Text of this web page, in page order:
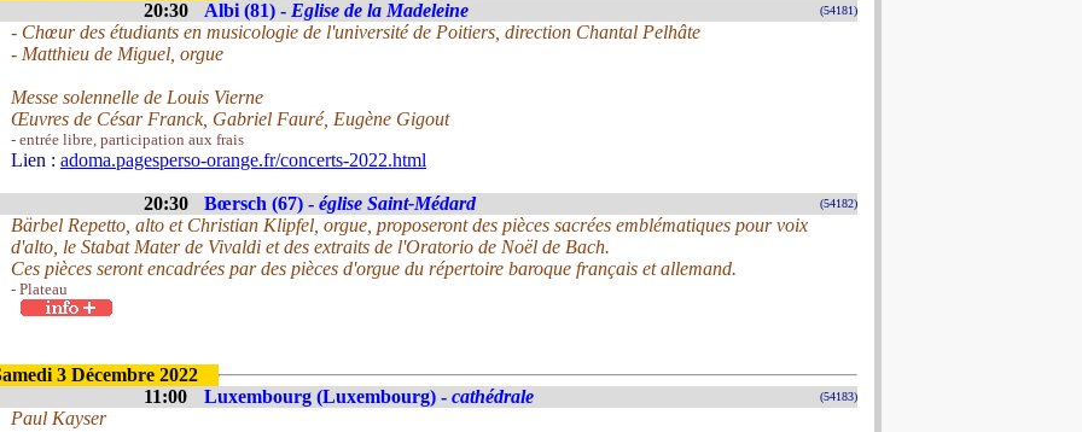
20:30
Albi (81) - Eglise de la Madeleine (54181)
- Chœur des étudiants en musicologie de l'université de Poitiers, direction Chantal Pelhâte
- Matthieu de Miguel, orgue
Messe solennelle de Louis Vierne
Œuvres de César Franck, Gabriel Fauré, Eugène Gigout
- entrée libre, participation aux frais
Lien : adoma.pagesperso-orange.fr/concerts-2022.html
20:30 Bœrsch (67) - église Saint-Médard (54182)
Bärbel Repetto, alto et Christian Klipfel, orgue, proposeront des pièces sacrées emblématiques pour voix
d'alto, le Stabat Mater de Vivaldi et des extraits de l'Oratorio de Noël de Bach.
Ces pièces seront encadrées par des pièces d'orgue du répertoire baroque français et allemand.
- Plateau
3 Décembre 2022
11:00
Luxembourg (Luxembourg) - cathédrale (54183)
Paul Kayser